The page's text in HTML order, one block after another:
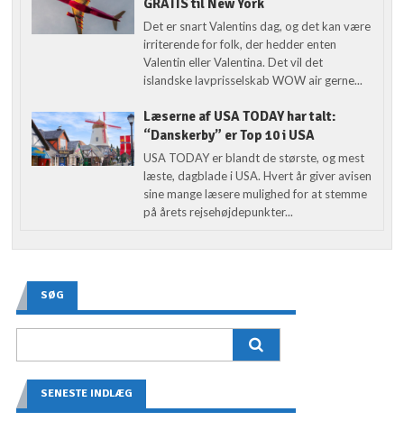
Det er snart Valentins dag, og det kan være
irriterende for folk, der hedder enten
Valentin eller Valentina. Det vil det
islandske lavprisselskab WOW air gerne...
Læserne af USA TODAY har talt:
“Danskerby” er Top 10 i USA
USA TODAY er blandt de største, og mest
læste, dagblade i USA. Hvert år giver avisen
sine mange læsere mulighed for at stemme
på årets rejsehøjdepunkter...
SØG
SENESTE INDLÆG